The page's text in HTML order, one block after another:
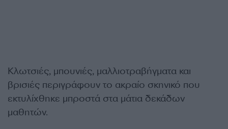
Κλωτσιές, μπουνιές, μαλλιοτραβήγματα και
βρισιές περιγράφουν το ακραίο σκηνικό που
εκτυλίχθηκε μπροστά στα μάτια δεκάδων
μαθητών.